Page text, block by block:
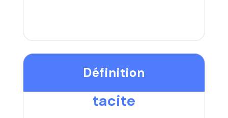
Définition
tacite